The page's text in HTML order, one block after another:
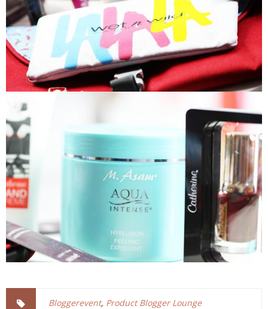
Bloggerevent, Product Blogger Lounge